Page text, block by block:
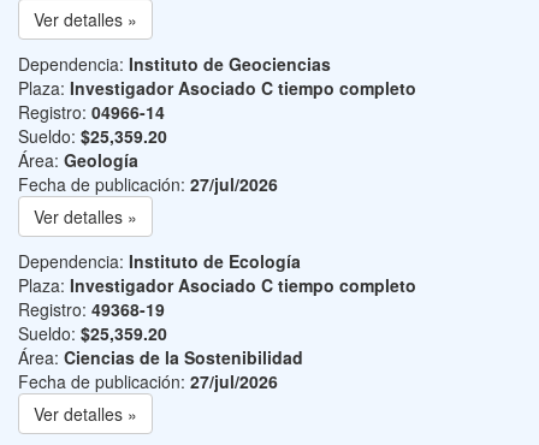
Ver detalles »
Dependencia: Instituto de Geociencias
Plaza: Investigador Asociado C tiempo completo
Registro: 04966-14
Sueldo: $25,359.20
Área: Geología
Fecha de publicación: 27/jul/2026
Ver detalles »
Dependencia: Instituto de Ecología
Plaza: Investigador Asociado C tiempo completo
Registro: 49368-19
Sueldo: $25,359.20
Área: Ciencias de la Sostenibilidad
Fecha de publicación: 27/jul/2026
Ver detalles »